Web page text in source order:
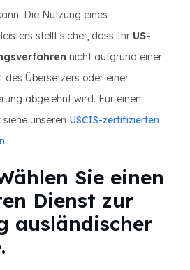
Die Nutzung eines
stellt sicher, dass Ihr US-
nicht aufgrund einer
Übersetzers oder einer
abgelehnt wird. Für einen
unseren USCIS-zertifizierten
.
Sie einen
Dienst zur
ausländischer